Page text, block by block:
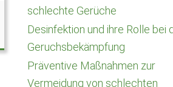
schlechte Gerüche
Desinfektion und ihre Rolle bei
Geruchsbekämpfung
Präventive Maßnahmen zur
Vermeidung von schlechten